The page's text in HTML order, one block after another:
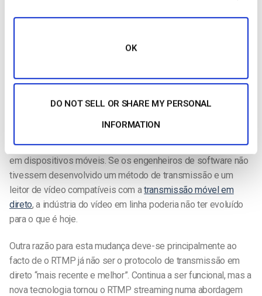
OK
DO NOT SELL OR SHARE MY PERSONAL
INFORMATION
transmissão móvel
Internetera cada vez maior, pelo que os organismos de
acessíveis do que um portátil, um computador ou uma smart
TV e, atualmente, amaioria dos serviços de streamingé feita
em dispositivos móveis. Se os engenheiros de software não
tivessem desenvolvido um método de transmissão e um
leitor de vídeo compatíveis com atransmissão móvel em
direto, a indústria do vídeo em linha poderia não ter evoluído
para o que é hoje.
Outra razão para esta mudança deve-se principalmente ao
facto de o RTMP já não ser o protocolo de transmissão em
direto “mais recente e melhor”. Continua a ser funcional, mas a
nova tecnologia tornou o RTMP streaming numa abordagem